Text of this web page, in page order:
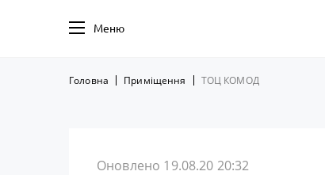
Меню
Головна Приміщення ТОЦ КОМОД
Оновлено 19.08.20 20:32